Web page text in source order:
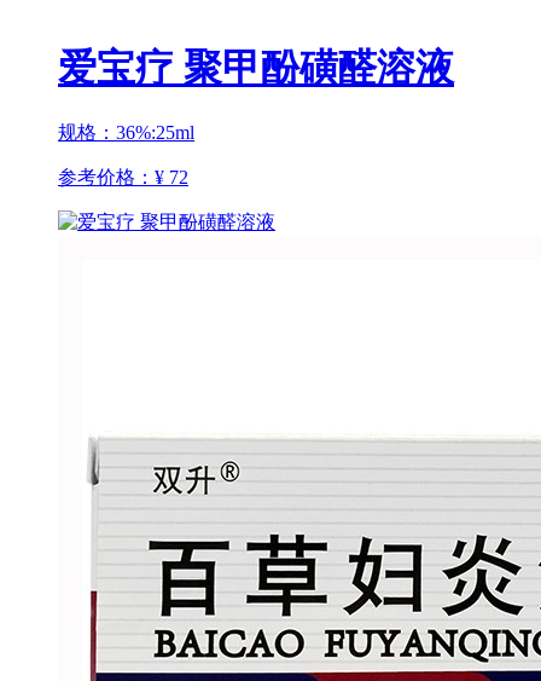
爱宝疗 聚甲酚磺醛溶液
规格：36%:25ml
参考价格： ¥ 72